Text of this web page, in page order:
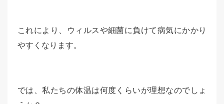
これにより、ウィルスや細菌に負けて病気にかかり
やすくなります。
では、私たちの体温は何度くらいが理想なのでしょ